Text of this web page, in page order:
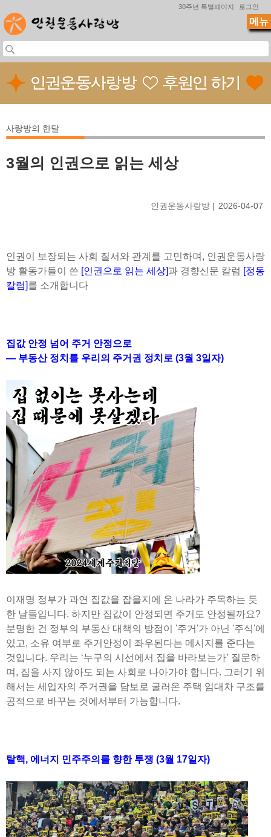
30주년 특별페이지 로그인
사랑방의 한달
3월의 인권으로 읽는 세상
인권운동사랑방 2026-04-07
인권이 보장되는 사회 질서와 관계를 고민하며, 인권운동사랑
방 활동가들이 쓴 [인권으로 읽는 세상]과 경향신문 칼럼 [정동
칼럼]를 소개합니다
집값 안정 넘어 주거 안정으로
— 부동산 정치를 우리의 주거권 정치로 (3월 3일자)
이재명 정부가 과연 집값을 잡을지에 온 나라가 주목하는 듯
한 날들입니다. 하지만 집값이 안정되면 주거도 안정될까요?
분명한 건 정부의 부동산 대책의 방점이 '주거'가 아닌 '주식'에
있고, 소유 여부로 주거안정이 좌우된다는 메시지를 준다는
것입니다. 우리는 ‘누구의 시선에서 집을 바라보는가’ 질문하
며, 집을 사지 않아도 되는 사회로 나아가야 합니다. 그러기 위
해서는 세입자의 주거권을 담보로 굴러온 주택 임대차 구조를
공적으로 바꾸는 것에서부터 가능합니다.
탈핵, 에너지 민주주의를 향한 투쟁 (3월 17일자)
메뉴